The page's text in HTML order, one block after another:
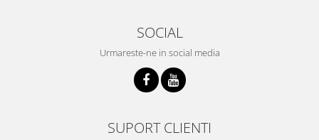
SOCIAL
Urmareste-ne in social media
SUPORT CLIENTI